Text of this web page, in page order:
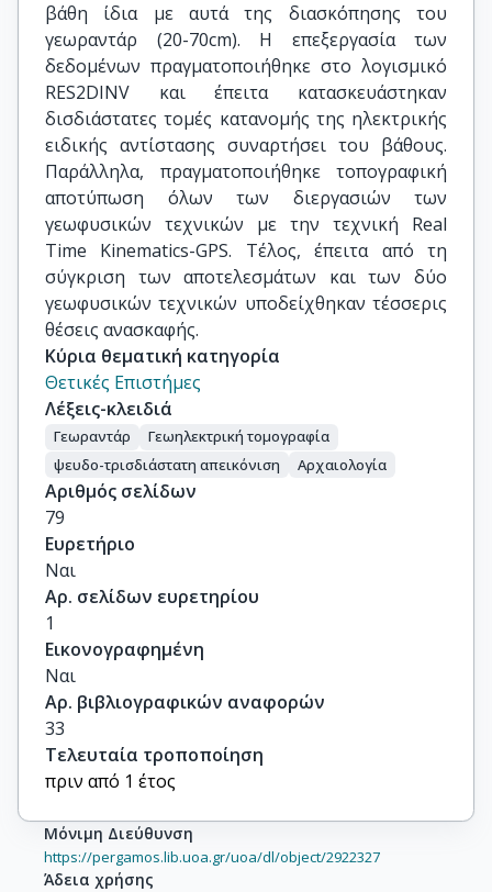
βάθη ίδια με αυτά της διασκόπησης του
γεωραντάρ (20-70cm). H επεξεργασία των
δεδομένων πραγματοποιήθηκε στο λογισμικό
RES2DINV και έπειτα κατασκευάστηκαν
δισδιάστατες τομές κατανομής της ηλεκτρικής
ειδικής αντίστασης συναρτήσει του βάθους.
Παράλληλα, πραγματοποιήθηκε τοπογραφική
αποτύπωση όλων των διεργασιών των
γεωφυσικών τεχνικών με την τεχνική Real
Time Kinematics-GPS. Tέλος, έπειτα από τη
σύγκριση των αποτελεσμάτων και των δύο
γεωφυσικών τεχνικών υποδείχθηκαν τέσσερις
θέσεις ανασκαφής.
Κύρια θεματική κατηγορία
Θετικές Επιστήμες
Λέξεις-κλειδιά
Γεωραντάρ
Γεωηλεκτρική τομογραφία
ψευδο-τρισδιάστατη απεικόνιση
Αρχαιολογία
Αριθμός σελίδων
79
Ευρετήριο
Ναι
Αρ. σελίδων ευρετηρίου
1
Εικονογραφημένη
Ναι
Αρ. βιβλιογραφικών αναφορών
33
Τελευταία τροποποίηση
πριν από 1 έτος
Μόνιμη Διεύθυνση
https://pergamos.lib.uoa.gr/uoa/dl/object/2922327
Άδεια χρήσης